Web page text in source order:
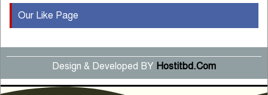
৫
বছর পূর্তি উদযাপন
৬
সংবাদ সম্মেলনে অভিযোগ অস্বীকার
উদ্দেশ্য প্রণোদিত সংবাদ প্রকাশের
প্রতিবাদ নাজির হাসানের
Our Like Page
Design & Developed BY Hostitbd.Com